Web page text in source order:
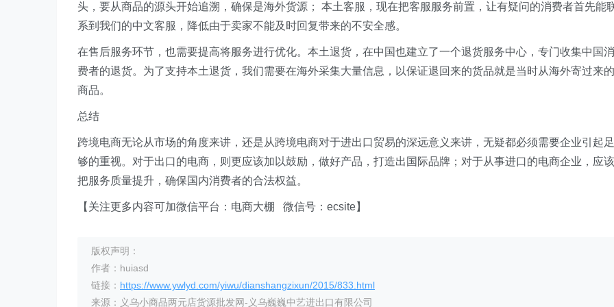
头，要从商品的源头开始追溯，确保是海外货源； 本土客服，现在把客服服务前置，让有疑问的消费者首先能
系到我们的中文客服，降低由于卖家不能及时回复带来的不安全感。
在售后服务环节，也需要提高将服务进行优化。本土退货，在中国也建立了一个退货服务中心，专门收集中国消
费者的退货。为了支持本土退货，我们需要在海外采集大量信息，以保证退回来的货品就是当时从海外寄过来的
商品。
总结
跨境电商无论从市场的角度来讲，还是从跨境电商对于进出口贸易的深远意义来讲，无疑都必须需要企业引起足
够的重视。对于出口的电商，则更应该加以鼓励，做好产品，打造出国际品牌；对于从事进口的电商企业，应该
把服务质量提升，确保国内消费者的合法权益。
【关注更多内容可加微信平台：电商大棚 微信号：ecsite】
版权声明：
作者：huiasd
链接： https://www.ywlyd.com/yiwu/dianshangzixun/2015/833.html
来源：义乌小商品两元店货源批发网-义乌巍巍中艺进出口有限公司